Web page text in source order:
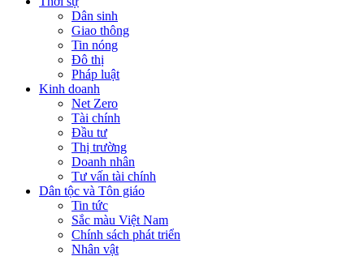
Dân sinh
Giao thông
Tin nóng
Đô thị
Pháp luật
Kinh doanh
Net Zero
Tài chính
Đầu tư
Thị trường
Doanh nhân
Tư vấn tài chính
Dân tộc và Tôn giáo
Tin tức
Sắc màu Việt Nam
Chính sách phát triển
Nhân vật